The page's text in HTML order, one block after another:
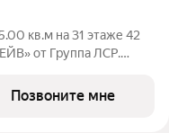
кв.м на 31 этаже 42
от Группа ЛСР.
беговыми и
Позвоните мне